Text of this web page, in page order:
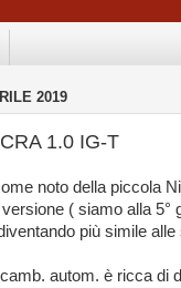
2019
1.0 IG-T
noto della piccola
( siamo alla 5°
più simile alle
autom. è ricca di